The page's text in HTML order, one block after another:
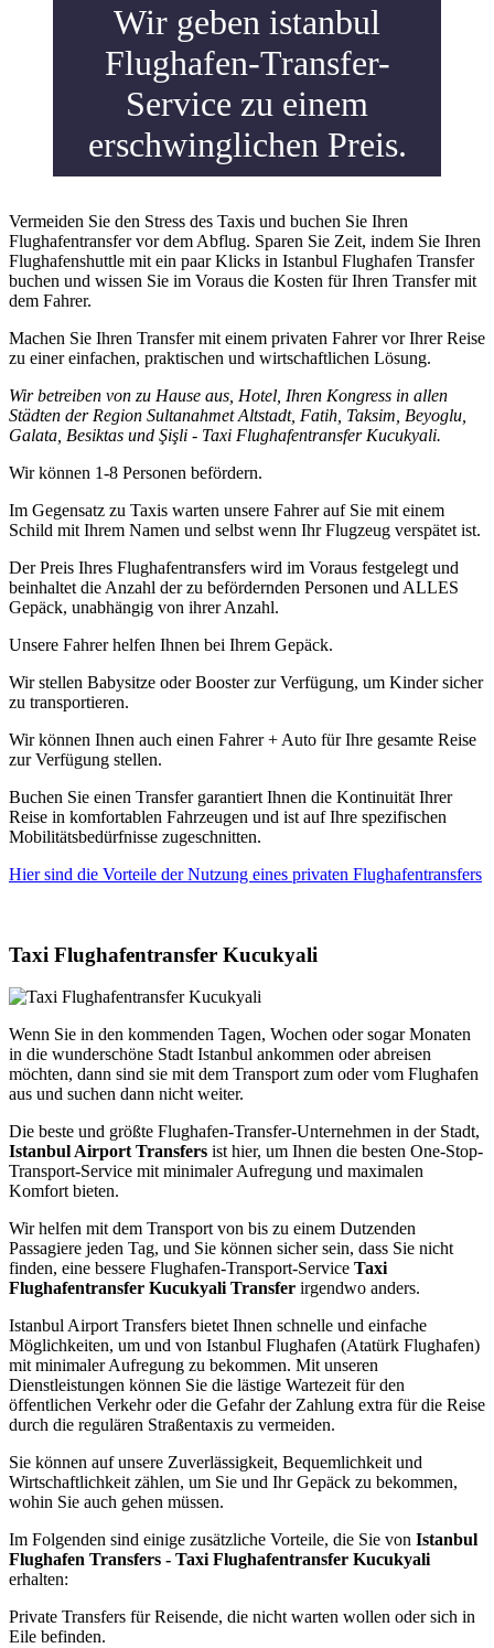
Wir geben istanbul
Flughafen-Transfer-
Service zu einem
erschwinglichen Preis.
Vermeiden Sie den Stress des Taxis und buchen Sie Ihren
Flughafentransfer vor dem Abflug. Sparen Sie Zeit, indem Sie Ihren
Flughafenshuttle mit ein paar Klicks in Istanbul Flughafen Transfer
buchen und wissen Sie im Voraus die Kosten für Ihren Transfer mit
dem Fahrer.
Machen Sie Ihren Transfer mit einem privaten Fahrer vor Ihrer Reise
zu einer einfachen, praktischen und wirtschaftlichen Lösung.
Wir betreiben von zu Hause aus, Hotel, Ihren Kongress in allen
Städten der Region Sultanahmet Altstadt, Fatih, Taksim, Beyoglu,
Galata, Besiktas und Şişli - Taxi Flughafentransfer Kucukyali.
Wir können 1-8 Personen befördern.
Im Gegensatz zu Taxis warten unsere Fahrer auf Sie mit einem
Schild mit Ihrem Namen und selbst wenn Ihr Flugzeug verspätet ist.
Der Preis Ihres Flughafentransfers wird im Voraus festgelegt und
beinhaltet die Anzahl der zu befördernden Personen und ALLES
Gepäck, unabhängig von ihrer Anzahl.
Unsere Fahrer helfen Ihnen bei Ihrem Gepäck.
Wir stellen Babysitze oder Booster zur Verfügung, um Kinder sicher
zu transportieren.
Wir können Ihnen auch einen Fahrer + Auto für Ihre gesamte Reise
zur Verfügung stellen.
Buchen Sie einen Transfer garantiert Ihnen die Kontinuität Ihrer
Reise in komfortablen Fahrzeugen und ist auf Ihre spezifischen
Mobilitätsbedürfnisse zugeschnitten.
Hier sind die Vorteile der Nutzung eines privaten Flughafentransfers
Taxi Flughafentransfer Kucukyali
Wenn Sie in den kommenden Tagen, Wochen oder sogar Monaten
in die wunderschöne Stadt Istanbul ankommen oder abreisen
möchten, dann sind sie mit dem Transport zum oder vom Flughafen
aus und suchen dann nicht weiter.
Die beste und größte Flughafen-Transfer-Unternehmen in der Stadt,
Istanbul Airport Transfers ist hier, um Ihnen die besten One-Stop-
Transport-Service mit minimaler Aufregung und maximalen
Komfort bieten.
Wir helfen mit dem Transport von bis zu einem Dutzenden
Passagiere jeden Tag, und Sie können sicher sein, dass Sie nicht
finden, eine bessere Flughafen-Transport-Service Taxi
Flughafentransfer Kucukyali Transfer irgendwo anders.
Istanbul Airport Transfers bietet Ihnen schnelle und einfache
Möglichkeiten, um und von Istanbul Flughafen (Atatürk Flughafen)
mit minimaler Aufregung zu bekommen. Mit unseren
Dienstleistungen können Sie die lästige Wartezeit für den
öffentlichen Verkehr oder die Gefahr der Zahlung extra für die Reise
durch die regulären Straßentaxis zu vermeiden.
Sie können auf unsere Zuverlässigkeit, Bequemlichkeit und
Wirtschaftlichkeit zählen, um Sie und Ihr Gepäck zu bekommen,
wohin Sie auch gehen müssen.
Im Folgenden sind einige zusätzliche Vorteile, die Sie von Istanbul
Flughafen Transfers - Taxi Flughafentransfer Kucukyali
erhalten:
Private Transfers für Reisende, die nicht warten wollen oder sich in
Eile befinden.